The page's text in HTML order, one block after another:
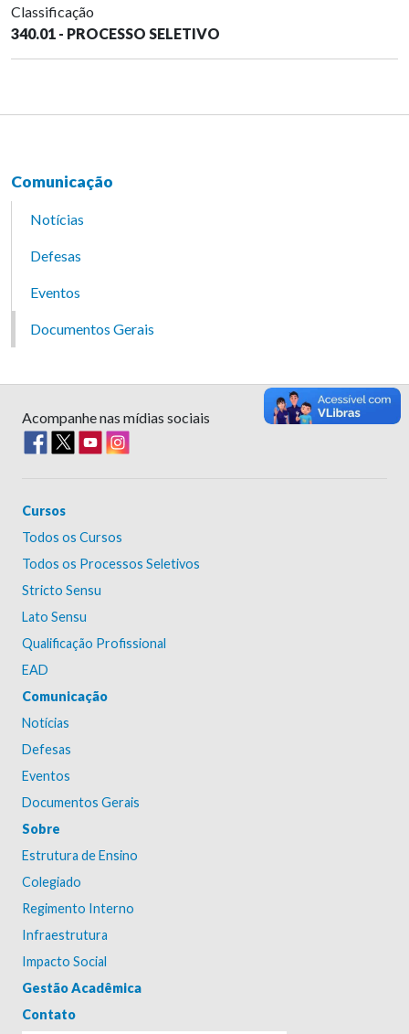
Classificação
340.01 - PROCESSO SELETIVO
Comunicação
Notícias
Defesas
Eventos
Documentos Gerais
Acompanhe nas mídias sociais
Cursos
Todos os Cursos
Todos os Processos Seletivos
Stricto Sensu
Lato Sensu
Qualificação Profissional
EAD
Comunicação
Notícias
Defesas
Eventos
Documentos Gerais
Sobre
Estrutura de Ensino
Colegiado
Regimento Interno
Infraestrutura
Impacto Social
Gestão Acadêmica
Contato